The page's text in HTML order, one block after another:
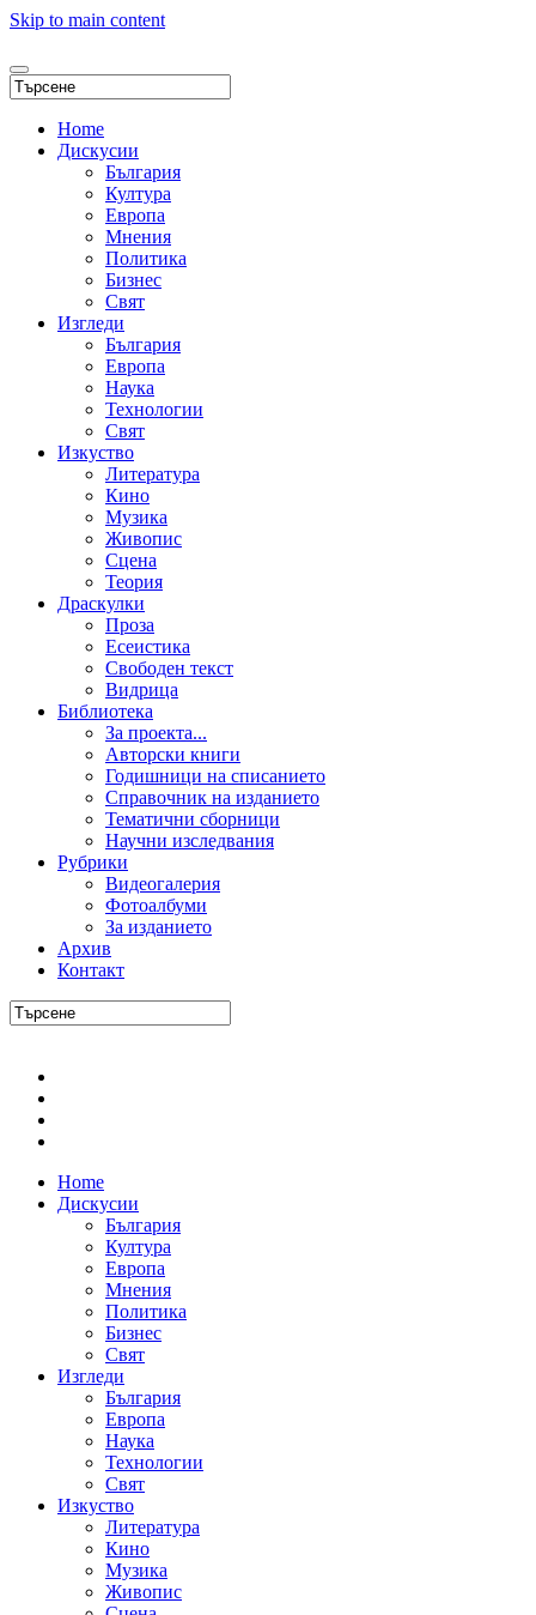
Skip to main content
Home
Дискусии
България
Култура
Европа
Мнения
Политика
Бизнес
Свят
Изгледи
България
Европа
Наука
Технологии
Свят
Изкуство
Литература
Кино
Музика
Живопис
Сцена
Теория
Драскулки
Проза
Есеистика
Свободен текст
Видрица
Библиотека
За проекта...
Авторски книги
Годишници на списанието
Справочник на изданието
Тематични сборници
Научни изследвания
Рубрики
Видеогалерия
Фотоалбуми
За изданието
Архив
Контакт
Home
Дискусии
България
Култура
Европа
Мнения
Политика
Бизнес
Свят
Изгледи
България
Европа
Наука
Технологии
Свят
Изкуство
Литература
Кино
Музика
Живопис